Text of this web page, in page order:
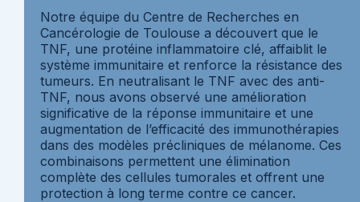
Notre équipe du Centre de Recherches en
Cancérologie de Toulouse a découvert que le
TNF, une protéine inflammatoire clé, affaiblit le
système immunitaire et renforce la résistance des
tumeurs. En neutralisant le TNF avec des anti-
TNF, nous avons observé une amélioration
significative de la réponse immunitaire et une
augmentation de l’efficacité des immunothérapies
dans des modèles précliniques de mélanome. Ces
combinaisons permettent une élimination
complète des cellules tumorales et offrent une
protection à long terme contre ce cancer.